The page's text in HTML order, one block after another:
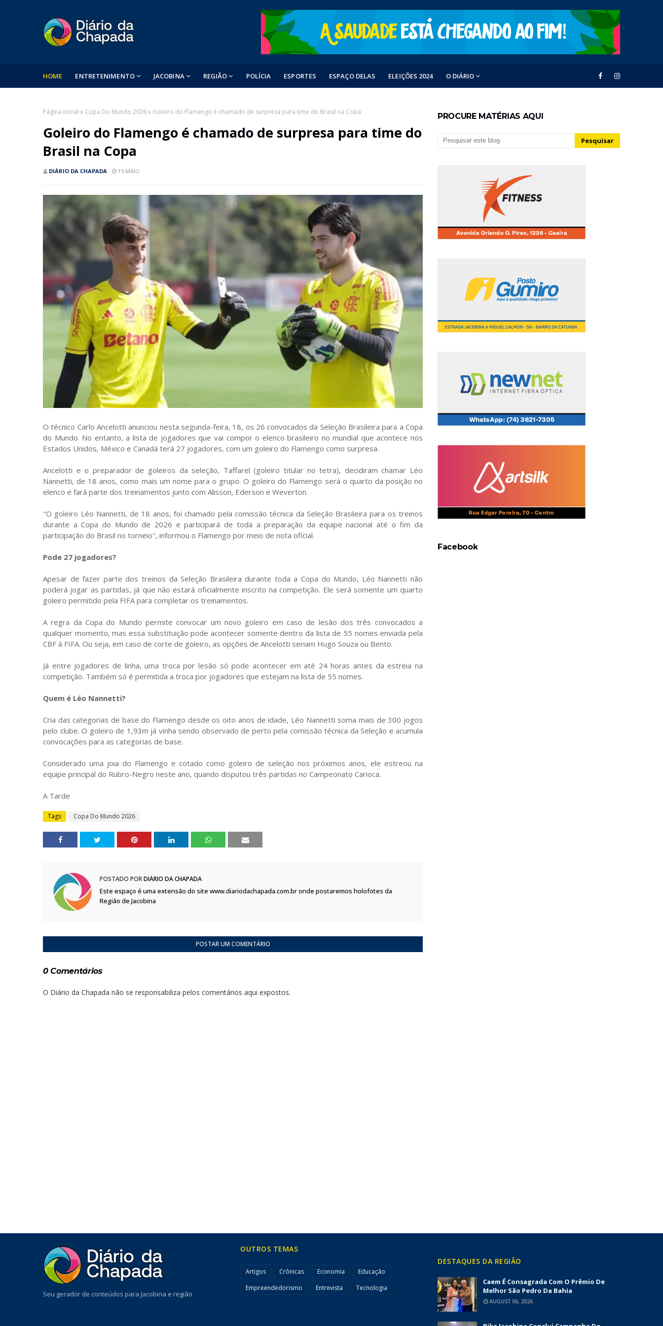
HOME ENTRETENIMENTO JACOBINA REGIÃO POLÍCIA ESPORTES ESPAÇO DELAS ELEIÇÕES 2024 O DIÁRIO
Página inicial Copa Do Mundo 2026 Goleiro do Flamengo é chamado de surpresa para time do Brasil na Copa
Goleiro do Flamengo é chamado de surpresa para time do
Brasil na Copa
DIÁRIO DA CHAPADA 19 MAIO
O técnico Carlo Ancelotti anunciou nesta segunda-feira, 18, os 26 convocados da Seleção Brasileira para a Copa
do Mundo. No entanto, a lista de jogadores que vai compor o elenco brasileiro no mundial que acontece nos
Estados Unidos, México e Canadá terá 27 jogadores, com um goleiro do Flamengo como surpresa.
Ancelotti e o preparador de goleiros da seleção, Taffarel (goleiro titular no tetra), decidiram chamar Léo
Nannetti, de 18 anos, como mais um nome para o grupo. O goleiro do Flamengo será o quarto da posição no
elenco e fará parte dos treinamentos junto com Alisson, Ederson e Weverton.
"O goleiro Léo Nannetti, de 18 anos, foi chamado pela comissão técnica da Seleção Brasileira para os treinos
durante a Copa do Mundo de 2026 e participará de toda a preparação da equipe nacional até o fim da
participação do Brasil no torneio", informou o Flamengo por meio de nota oficial.
Pode 27 jogadores?
Apesar de fazer parte dos treinos da Seleção Brasileira durante toda a Copa do Mundo, Léo Nannetti não
poderá jogar as partidas, já que não estará oficialmente inscrito na competição. Ele será somente um quarto
goleiro permitido pela FIFA para completar os treinamentos.
A regra da Copa do Mundo permite convocar um novo goleiro em caso de lesão dos três convocados a
qualquer momento, mas essa substituição pode acontecer somente dentro da lista de 55 nomes enviada pela
CBF à FIFA. Ou seja, em caso de corte de goleiro, as opções de Ancelotti seriam Hugo Souza ou Bento.
Já entre jogadores de linha, uma troca por lesão só pode acontecer em até 24 horas antes da estreia na
competição. Também só é permitida a troca por jogadores que estejam na lista de 55 nomes.
Quem é Léo Nannetti?
Cria das categorias de base do Flamengo desde os oito anos de idade, Léo Nannetti soma mais de 300 jogos
pelo clube. O goleiro de 1,93m já vinha sendo observado de perto pela comissão técnica da Seleção e acumula
convocações para as categorias de base.
Considerado uma joia do Flamengo e cotado como goleiro de seleção nos próximos anos, ele estreou na
equipe principal do Rubro-Negro neste ano, quando disputou três partidas no Campeonato Carioca.
A Tarde
Tags Copa Do Mundo 2026
POSTADO PORDIÁRIO DA CHAPADA
Este espaço é uma extensão do site www.diariodachapada.com.br onde postaremos holofotes da
Região de Jacobina
POSTAR UM COMENTÁRIO
0 Comentários
O Diário da Chapada não se responsabiliza pelos comentários aqui expostos.
PROCURE MATÉRIAS AQUI
Facebook
Seu gerador de conteúdos para Jacobina e região
OUTROS TEMAS
Artigos Crônicas Economia
Educação
Empreendedorismo
Entrevista Tecnologia
DESTAQUES DA REGIÃO
Caem É Consagrada Com O Prêmio De
Melhor São Pedro Da Bahia
AUGUST 06, 2026